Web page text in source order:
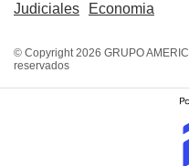
Judiciales
Economia
© Copyright 2026 GRUPO
reservados